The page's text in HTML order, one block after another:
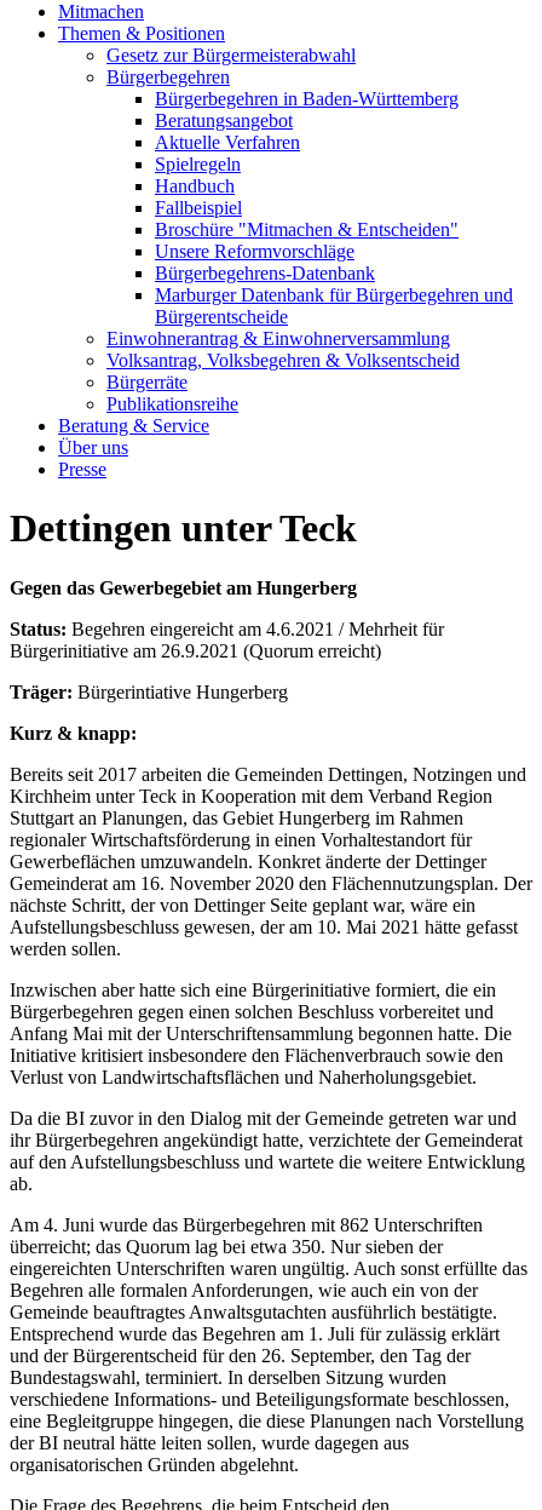
Mitmachen
Themen & Positionen
Gesetz zur Bürgermeisterabwahl
Bürgerbegehren
Bürgerbegehren in Baden-Württemberg
Beratungsangebot
Aktuelle Verfahren
Spielregeln
Handbuch
Fallbeispiel
Broschüre "Mitmachen & Entscheiden"
Unsere Reformvorschläge
Bürgerbegehrens-Datenbank
Marburger Datenbank für Bürgerbegehren und
Bürgerentscheide
Einwohnerantrag & Einwohnerversammlung
Volksantrag, Volksbegehren & Volksentscheid
Bürgerräte
Publikationsreihe
Beratung & Service
Über uns
Presse
Dettingen unter Teck
Gegen das Gewerbegebiet am Hungerberg
Status: Begehren eingereicht am 4.6.2021 / Mehrheit für
Bürgerinitiative am 26.9.2021 (Quorum erreicht)
Träger: Bürgerintiative Hungerberg
Kurz & knapp:
Bereits seit 2017 arbeiten die Gemeinden Dettingen, Notzingen und
Kirchheim unter Teck in Kooperation mit dem Verband Region
Stuttgart an Planungen, das Gebiet Hungerberg im Rahmen
regionaler Wirtschaftsförderung in einen Vorhaltestandort für
Gewerbeflächen umzuwandeln. Konkret änderte der Dettinger
Gemeinderat am 16. November 2020 den Flächennutzungsplan. Der
nächste Schritt, der von Dettinger Seite geplant war, wäre ein
Aufstellungsbeschluss gewesen, der am 10. Mai 2021 hätte gefasst
werden sollen.
Inzwischen aber hatte sich eine Bürgerinitiative formiert, die ein
Bürgerbegehren gegen einen solchen Beschluss vorbereitet und
Anfang Mai mit der Unterschriftensammlung begonnen hatte. Die
Initiative kritisiert insbesondere den Flächenverbrauch sowie den
Verlust von Landwirtschaftsflächen und Naherholungsgebiet.
Da die BI zuvor in den Dialog mit der Gemeinde getreten war und
ihr Bürgerbegehren angekündigt hatte, verzichtete der Gemeinderat
auf den Aufstellungsbeschluss und wartete die weitere Entwicklung
ab.
Am 4. Juni wurde das Bürgerbegehren mit 862 Unterschriften
überreicht; das Quorum lag bei etwa 350. Nur sieben der
eingereichten Unterschriften waren ungültig. Auch sonst erfüllte das
Begehren alle formalen Anforderungen, wie auch ein von der
Gemeinde beauftragtes Anwaltsgutachten ausführlich bestätigte.
Entsprechend wurde das Begehren am 1. Juli für zulässig erklärt
und der Bürgerentscheid für den 26. September, den Tag der
Bundestagswahl, terminiert. In derselben Sitzung wurden
verschiedene Informations- und Beteiligungsformate beschlossen,
eine Begleitgruppe hingegen, die diese Planungen nach Vorstellung
der BI neutral hätte leiten sollen, wurde dagegen aus
organisatorischen Gründen abgelehnt.
Die Frage des Begehrens, die beim Entscheid den